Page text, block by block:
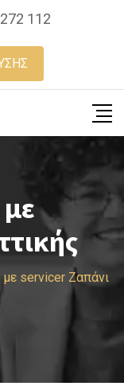
112
servicer Ζαπάνι